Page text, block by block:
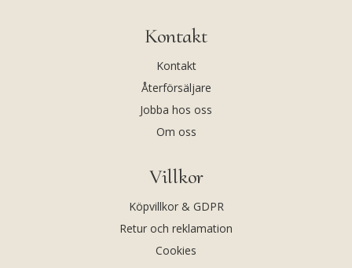
Kontakt
Kontakt
Återförsäljare
Jobba hos oss
Om oss
Villkor
Köpvillkor & GDPR
Retur och reklamation
Cookies